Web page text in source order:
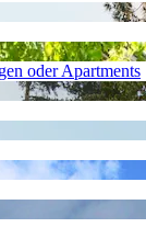
oder Apartments